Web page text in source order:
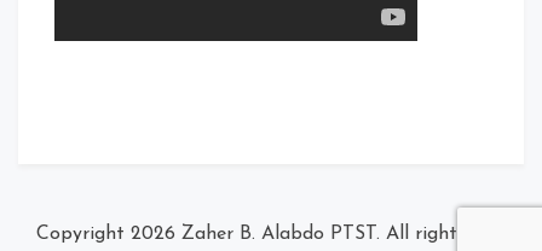
Zaher B. Alabdo PTST. All rights